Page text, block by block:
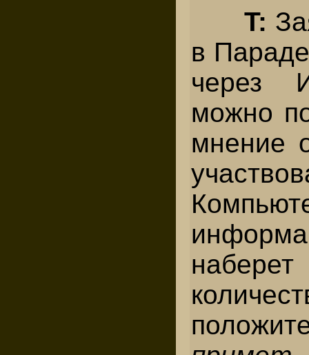
T:
в
через
можно
мнение